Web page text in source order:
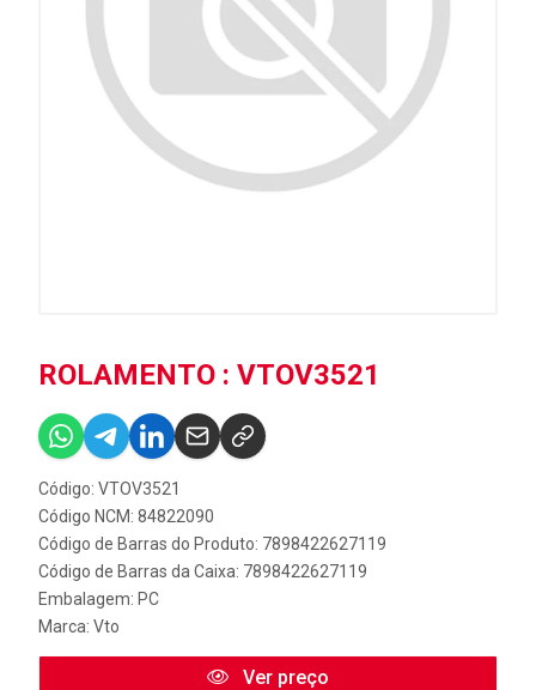
ROLAMENTO : VTOV3521
Código: VTOV3521
Código NCM: 84822090
Código de Barras do Produto: 7898422627119
Código de Barras da Caixa: 7898422627119
Embalagem: PC
Marca: Vto
Ver preço